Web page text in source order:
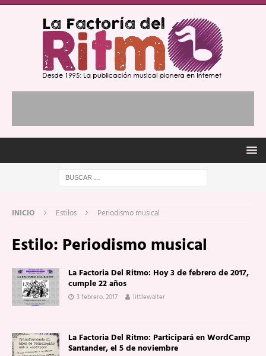
INICIO Estilos Periodismo musical
Estilo: Periodismo musical
La Factoria Del Ritmo: Hoy 3 de febrero de 2017,
cumple 22 años
3 febrero, 2017 littlewalter
La Factoria Del Ritmo: Participará en WordCamp
Santander, el 5 de noviembre